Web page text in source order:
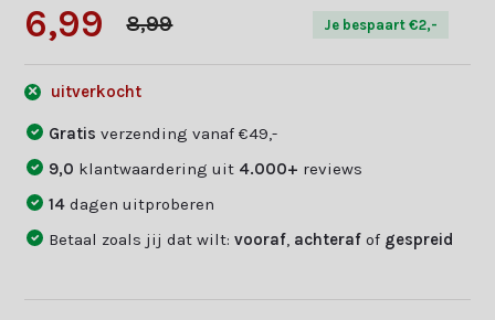
6,99 8,99 Je bespaart €2,-
uitverkocht
Gratisverzending vanaf €49,-
9,0 klantwaardering uit 4.000+ reviews
14dagen uitproberen
Betaal zoals jij dat wilt:vooraf achteraf of gespreid